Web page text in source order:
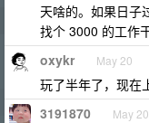
天啥的。如果日子
找个 3000 的工作
oxykr May 20
玩了半年了，现在
3191870 May 20